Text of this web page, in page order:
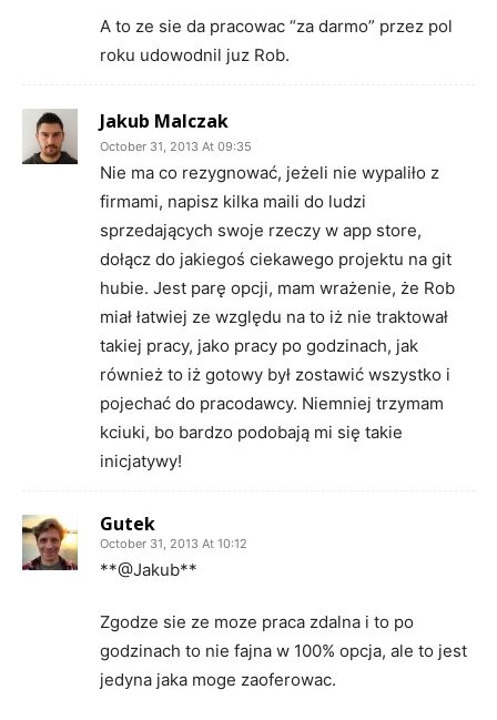
A to ze sie da pracowac “za darmo” przez pol
roku udowodnil juz Rob.
Jakub Malczak
October 31, 2013 At 09:35
Nie ma co rezygnować, jeżeli nie wypaliło z
firmami, napisz kilka maili do ludzi
sprzedających swoje rzeczy w app store,
dołącz do jakiegoś ciekawego projektu na git
hubie. Jest parę opcji, mam wrażenie, że Rob
miał łatwiej ze względu na to iż nie traktował
takiej pracy, jako pracy po godzinach, jak
również to iż gotowy był zostawić wszystko i
pojechać do pracodawcy. Niemniej trzymam
kciuki, bo bardzo podobają mi się takie
inicjatywy!
Gutek
October 31, 2013 At 10:12
**@Jakub**
Zgodze sie ze moze praca zdalna i to po
godzinach to nie fajna w 100% opcja, ale to jest
jedyna jaka moge zaoferowac.